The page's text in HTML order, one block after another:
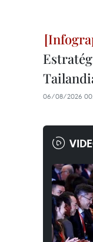
06/08/2026